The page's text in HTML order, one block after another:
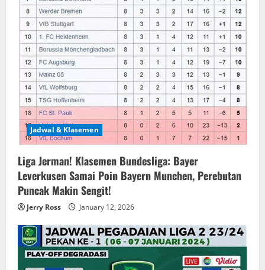
Jadwal & Klasemen
Liga Jerman! Klasemen Bundesliga: Bayer
Leverkusen Samai Poin Bayern Munchen, Perebutan
Puncak Makin Sengit!
Jerry Ross January 12, 2026